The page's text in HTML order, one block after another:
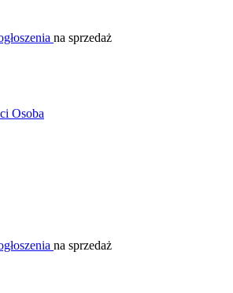
na sprzedaż
na sprzedaż